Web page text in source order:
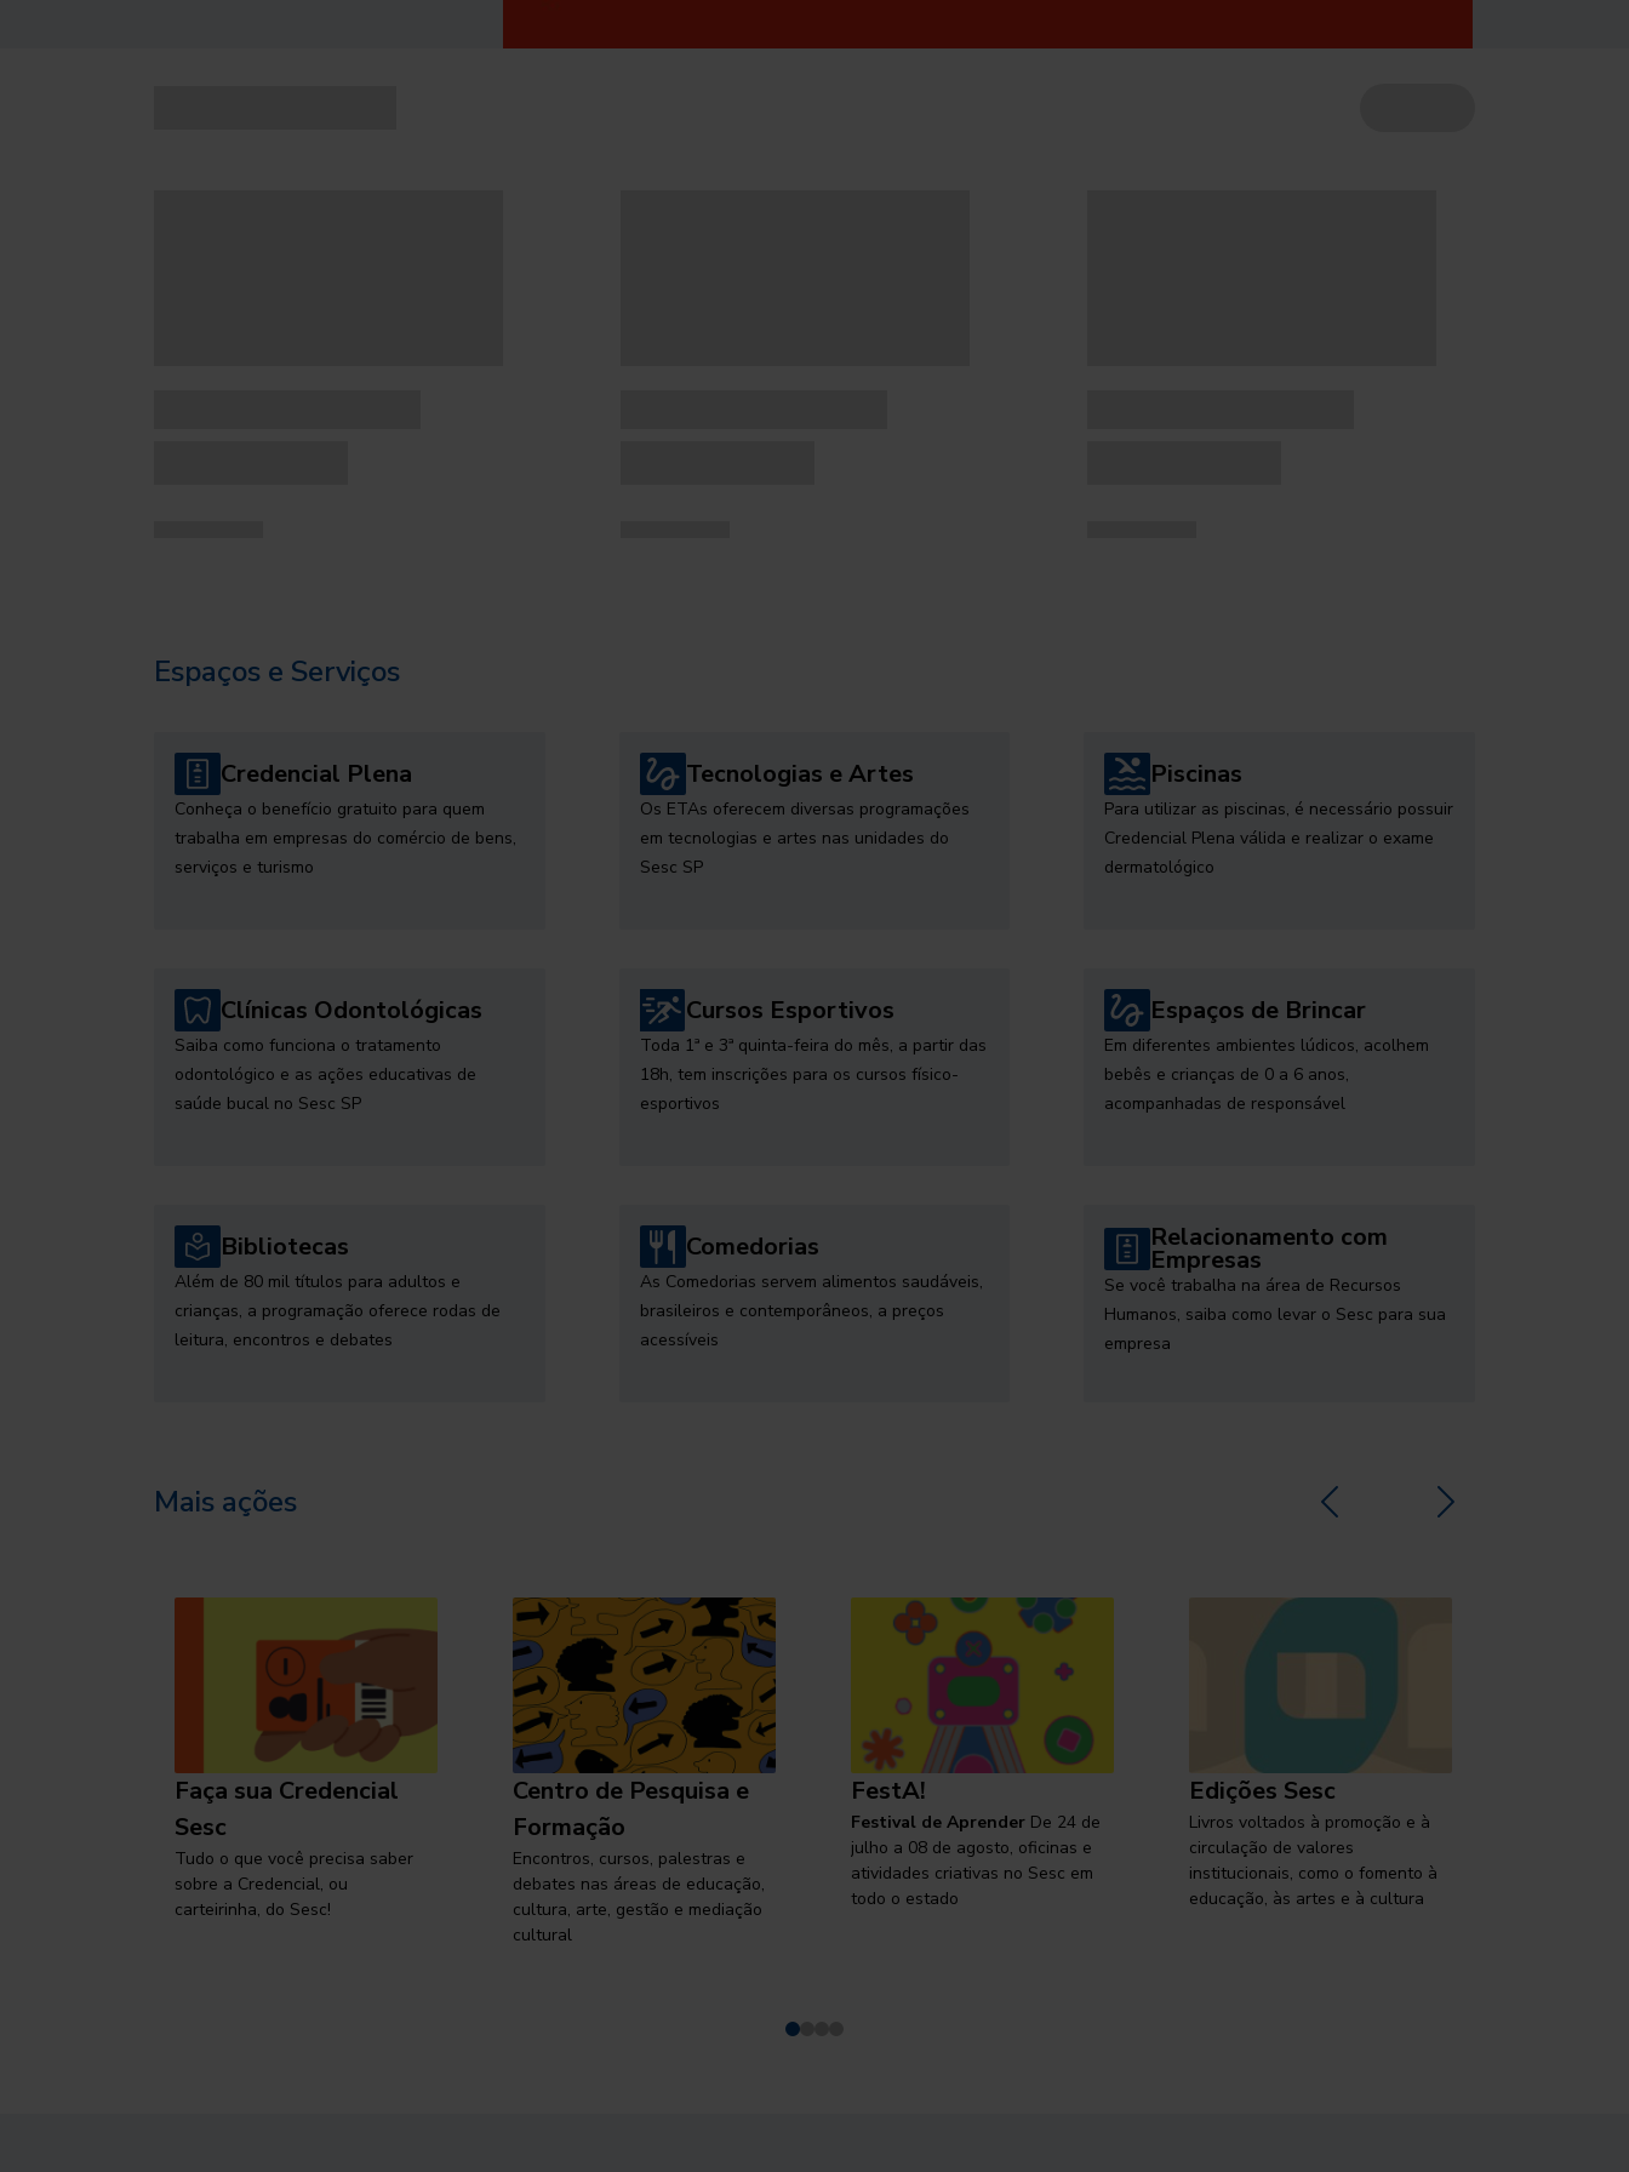
Espaços e Serviços
Credencial Plena
Conheça o benefício gratuito para quem
trabalha em empresas do comércio de bens,
serviços e turismo
Tecnologias e Artes
Os ETAs oferecem diversas programações
em tecnologias e artes nas unidades do
Sesc SP
Piscinas
Para utilizar as piscinas, é necessário possuir
Credencial Plena válida e realizar o exame
dermatológico
Clínicas Odontológicas
Saiba como funciona o tratamento
odontológico e as ações educativas de
saúde bucal no Sesc SP
Cursos Esportivos
Toda 1ª e 3ª quinta-feira do mês, a partir das
18h, tem inscrições para os cursos físico-
esportivos
Espaços de Brincar
Em diferentes ambientes lúdicos, acolhem
bebês e crianças de 0 a 6 anos,
acompanhadas de responsável
Bibliotecas
Além de 80 mil títulos para adultos e
crianças, a programação oferece rodas de
leitura, encontros e debates
Comedorias
As Comedorias servem alimentos saudáveis,
brasileiros e contemporâneos, a preços
acessíveis
Relacionamento com
Empresas
Se você trabalha na área de Recursos
Humanos, saiba como levar o Sesc para sua
empresa
Mais ações
Faça sua Credencial
Sesc
Tudo o que você precisa saber
sobre a Credencial, ou
carteirinha, do Sesc!
Centro de Pesquisa e
Formação
Encontros, cursos, palestras e
debates nas áreas de educação,
cultura, arte, gestão e mediação
cultural
FestA!
Festival de Aprender De 24 de
julho a 08 de agosto, oficinas e
atividades criativas no Sesc em
todo o estado
Edições Sesc
Livros voltados à promoção e à
circulação de valores
institucionais, como o fomento à
educação, às artes e à cultura